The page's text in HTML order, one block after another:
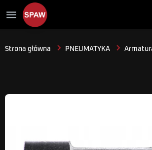
menu
Strona główna PNEUMATYKA